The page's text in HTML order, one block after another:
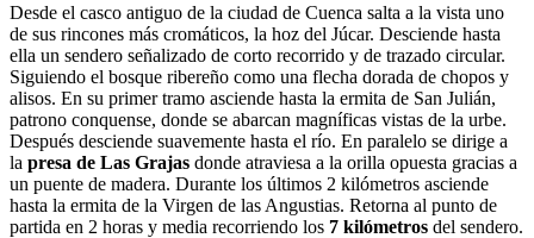
Desde el casco antiguo de la ciudad de Cuenca salta a la vista uno
de sus rincones más cromáticos, la hoz del Júcar. Desciende hasta
ella un sendero señalizado de corto recorrido y de trazado circular.
Siguiendo el bosque ribereño como una flecha dorada de chopos y
alisos. En su primer tramo asciende hasta la ermita de San Julián,
patrono conquense, donde se abarcan magníficas vistas de la urbe.
Después desciende suavemente hasta el río. En paralelo se dirige a
la presa de Las Grajas donde atraviesa a la orilla opuesta gracias a
un puente de madera. Durante los últimos 2 kilómetros asciende
hasta la ermita de la Virgen de las Angustias. Retorna al punto de
partida en 2 horas y media recorriendo los 7 kilómetros del sendero.